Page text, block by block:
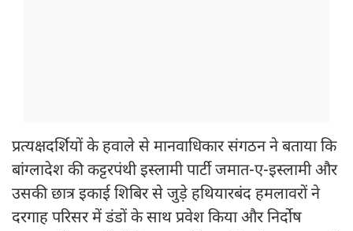
प्रत्यक्षदर्शियों के हवाले से मानवाधिकार संगठन ने बताया कि
बांग्लादेश की कट्टरपंथी इस्लामी पार्टी जमात-ए-इस्लामी और
उसकी छात्र इकाई शिबिर से जुड़े हथियारबंद हमलावरों ने
दरगाह परिसर में डंडों के साथ प्रवेश किया और निर्दोष